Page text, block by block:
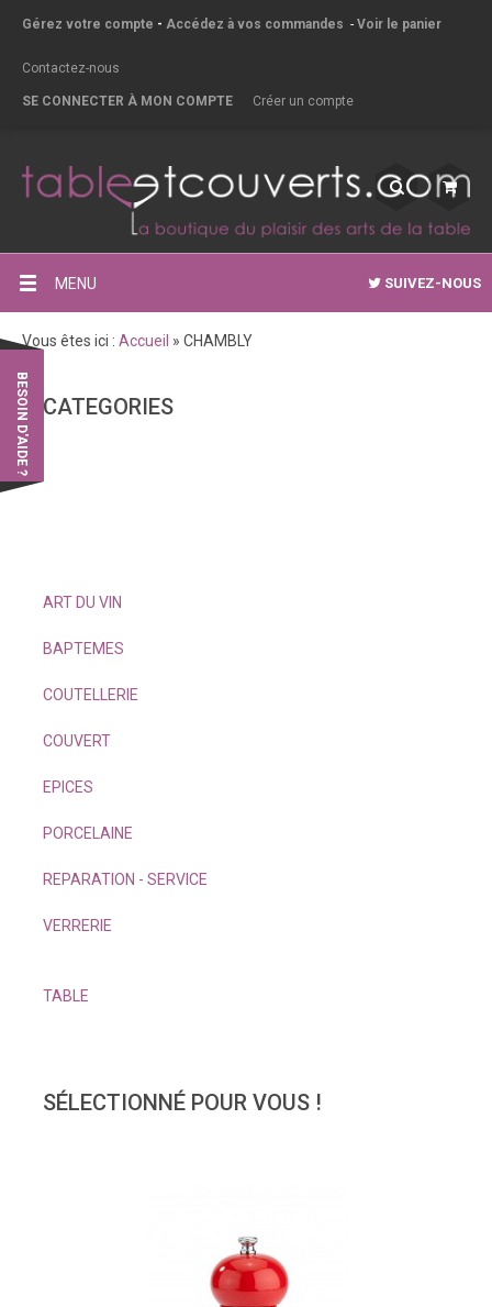
Gérez votre compte - Accédez à vos commandes - Voir le panier
Contactez-nous
SE CONNECTER À MON COMPTE Créer un compte
MENU SUIVEZ-NOUS
Vous êtes ici : Accueil » CHAMBLY
CATEGORIES
ART DU VIN
BAPTEMES
COUTELLERIE
COUVERT
EPICES
PORCELAINE
REPARATION - SERVICE
VERRERIE
TABLE
SÉLECTIONNÉ POUR VOUS !
BESOIN D'AIDE ?